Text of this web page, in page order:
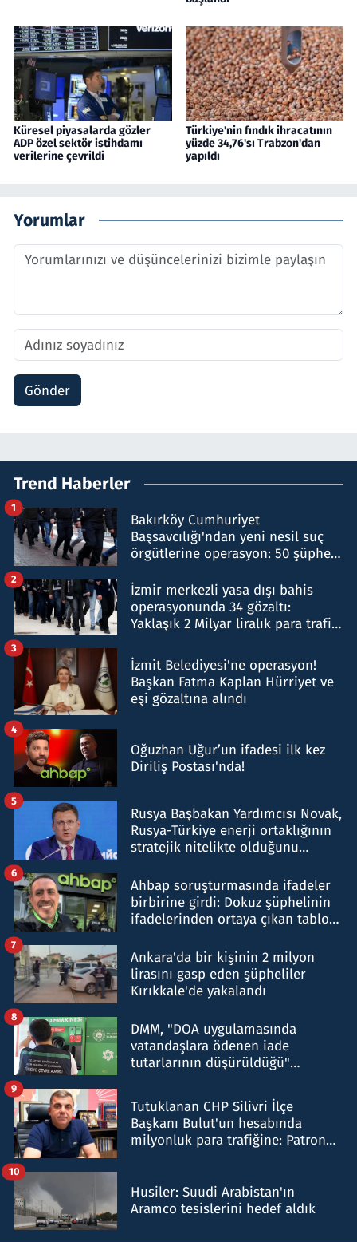
Küresel piyasalarda gözler
ADP özel sektör istihdamı
verilerine çevrildi
Türkiye'nin fındık ihracatının
yüzde 34,76'sı Trabzon'dan
yapıldı
Yorumlar
Gönder
Trend Haberler
Bakırköy Cumhuriyet
Başsavcılığı'ndan yeni nesil suç
örgütlerine operasyon: 50 şüpheli
1
İzmir merkezli yasa dışı bahis
operasyonunda 34 gözaltı:
Yaklaşık 2 Milyar liralık para trafiği
2
İzmit Belediyesi'ne operasyon!
Başkan Fatma Kaplan Hürriyet ve
eşi gözaltına alındı
3
Oğuzhan Uğur’un ifadesi ilk kez
Diriliş Postası'nda!
4
Rusya Başbakan Yardımcısı Novak,
Rusya-Türkiye enerji ortaklığının
stratejik nitelikte olduğunu
5
Ahbap soruşturmasında ifadeler
birbirine girdi: Dokuz şüphelinin
ifadelerinden ortaya çıkan tablo
6
Ankara'da bir kişinin 2 milyon
lirasını gasp eden şüpheliler
Kırıkkale'de yakalandı
7
DMM, "DOA uygulamasında
vatandaşlara ödenen iade
tutarlarının düşürüldüğü"
8
Tutuklanan CHP Silivri İlçe
Başkanı Bulut'un hesabında
milyonluk para trafiğine: Patron
9
Husiler: Suudi Arabistan'ın
Aramco tesislerini hedef aldık
10